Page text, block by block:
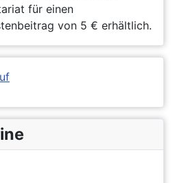
für einen
von 5 € erhältlich.